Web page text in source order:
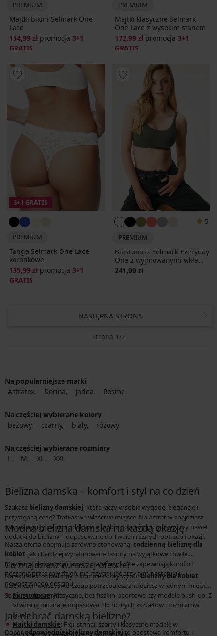
PREMIUM
Majtki bikini Selmark One
Lace
154,99 zł promocja 3+1
GRATIS
PREMIUM
Majtki klasyczne Selmark
One Lace z wysokim stanem
172,99 zł promocja 3+1
GRATIS
3+1 GRATIS
PREMIUM
Tanga Selmark One Lace
koronkowe
135,99 zł promocja 3+1
GRATIS
5
PREMIUM
Biustonosz Selmark Everyday
One z wyjmowanymi wkła...
241,99 zł
NASTĘPNA STRONA
Strona 1/2
Najpopularniejsze marki
Astratex
Dorina Jadea Rosme
Najczęściej wybierane kolory
beżowy
czarny biały różowy
Najczęściej wybierane rozmiary
L
M XL XXL
Bielizna damska – komfort i styl na co dzień
Szukasz bielizny damskiej, która łączy w sobie wygodę, elegancję i
przystępną cenę? Trafiłaś we właściwe miejsce. Na Astratex znajdziesz
szeroki asortyment produktów – od biustonoszy po gorsety czy nawet
dodatki do bielizny – dopasowane do Twoich różnych potrzeb i okazji.
Modna bielizna damska na każdą okazję
Nasza oferta obejmuje zarówno stonowaną, codzienną bieliznę dla
kobiet, jak i bardziej wyrafinowane fasony na wyjątkowe chwile.
Stawiamy na wysokiej jakości materiały, które zapewniają komfort
noszenia przez cały dzień, nie rezygnując przy tym z estetyki i
nowoczesnego designu.
Co znajdziesz w naszej ofercie?
Na Astratex zadbaliśmy o kompleksowy wybórbielizny dla kobiet
dzięki czemu wszystko czego potrzebujesz znajdziesz w jednym miejscu.
Są to między innymi:
Biustonosze:Klasyczne, bez fiszbin, sportowe czy modele push-up. Z
łatwością można je dopasować do różnych kształtów i rozmiarów
biustu.
Majtki damskie: Figi, stringi, szorty i klasyczne modele w
wygodnych, oddychających materiałach.
Jak dobrać damską bieliznę?
Dobórodpowiedniej bielizny damskiejto podstawa komfortu i